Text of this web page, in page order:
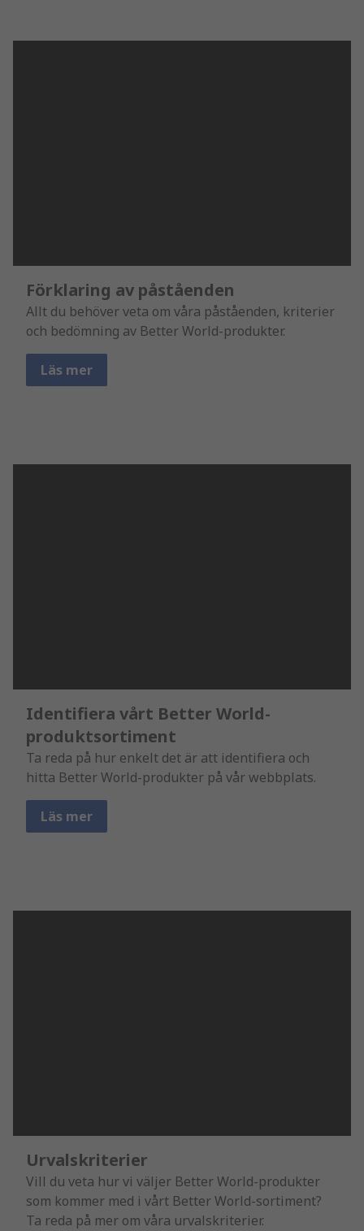
Förklaring av påståenden
Allt du behöver veta om våra påståenden, kriterier
och bedömning av Better World-produkter.
Läs mer
Identifiera vårt Better World-
produktsortiment
Ta reda på hur enkelt det är att identifiera och
hitta Better World-produkter på vår webbplats.
Läs mer
Urvalskriterier
Vill du veta hur vi väljer Better World-produkter
som kommer med i vårt Better World-sortiment?
Ta reda på mer om våra urvalskriterier.